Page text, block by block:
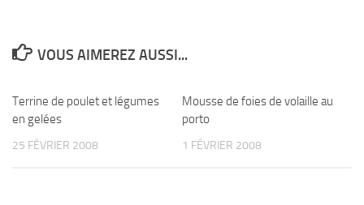
VOUS AIMEREZ AUSSI...
Terrine de poulet et légumes
en gelées
25 FÉVRIER 2008
Mousse de foies de volaille au
porto
1 FÉVRIER 2008